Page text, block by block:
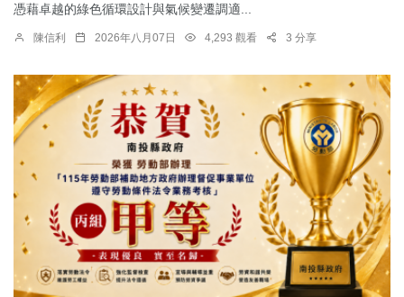
憑藉卓越的綠色循環設計與氣候變遷調適...
陳信利 2026年八月07日 4,293 觀看 3 分享